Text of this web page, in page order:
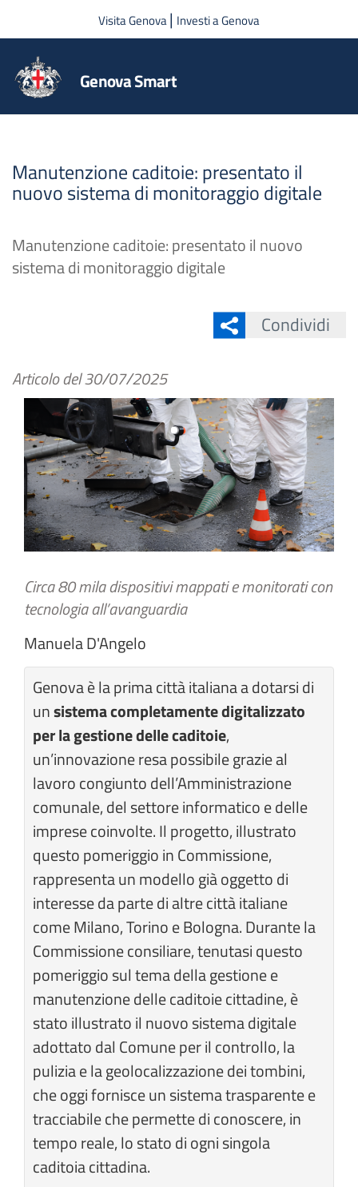
Salta al contenuto principale
Visita Genova| Investi a Genova
Genova Smart
Manutenzione caditoie: presentato il
nuovo sistema di monitoraggio digitale
Manutenzione caditoie: presentato il nuovo
sistema di monitoraggio digitale
Condividi
Articolo del30/07/2025
Circa 80 mila dispositivi mappati e monitorati con
tecnologia all’avanguardia
Manuela D'Angelo
Genova è la prima città italiana a dotarsi di
unsistema completamente digitalizzato
per la gestione delle caditoie,
un’innovazione resa possibile grazie al
lavoro congiunto dell’Amministrazione
comunale, del settore informatico e delle
imprese coinvolte. Il progetto, illustrato
questo pomeriggio in Commissione,
rappresenta un modello già oggetto di
interesse da parte di altre città italiane
come Milano, Torino e Bologna. Durante la
Commissione consiliare, tenutasi questo
pomeriggio sul tema della gestione e
manutenzione delle caditoie cittadine, è
stato illustrato il nuovo sistema digitale
adottato dal Comune per il controllo, la
pulizia e la geolocalizzazione dei tombini,
che oggi fornisce un sistema trasparente e
tracciabile che permette di conoscere, in
tempo reale, lo stato di ogni singola
caditoia cittadina.